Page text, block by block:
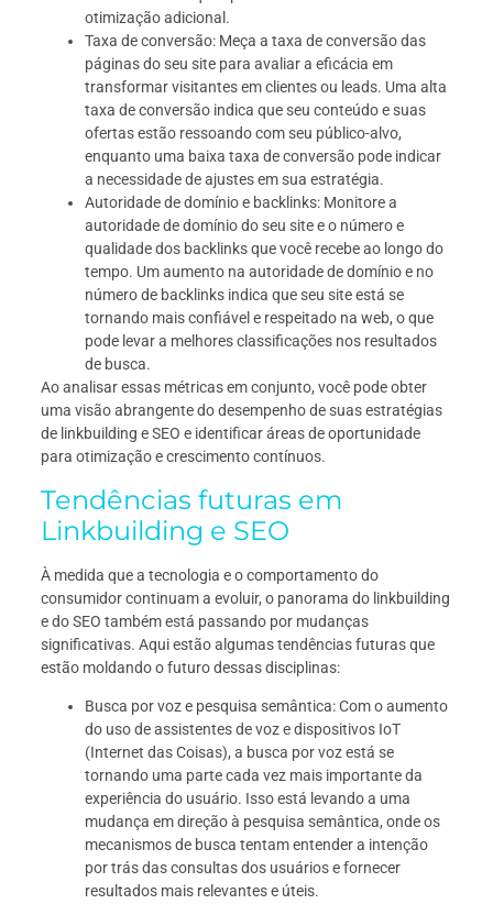
otimização adicional.
Taxa de conversão: Meça a taxa de conversão das
páginas do seu site para avaliar a eficácia em
transformar visitantes em clientes ou leads. Uma alta
taxa de conversão indica que seu conteúdo e suas
ofertas estão ressoando com seu público-alvo,
enquanto uma baixa taxa de conversão pode indicar
a necessidade de ajustes em sua estratégia.
Autoridade de domínio e backlinks: Monitore a
autoridade de domínio do seu site e o número e
qualidade dos backlinks que você recebe ao longo do
tempo. Um aumento na autoridade de domínio e no
número de backlinks indica que seu site está se
tornando mais confiável e respeitado na web, o que
pode levar a melhores classificações nos resultados
de busca.
Ao analisar essas métricas em conjunto, você pode obter
uma visão abrangente do desempenho de suas estratégias
de linkbuilding e SEO e identificar áreas de oportunidade
para otimização e crescimento contínuos.
Tendências futuras em
Linkbuilding e SEO
À medida que a tecnologia e o comportamento do
consumidor continuam a evoluir, o panorama do linkbuilding
e do SEO também está passando por mudanças
significativas. Aqui estão algumas tendências futuras que
estão moldando o futuro dessas disciplinas:
Busca por voz e pesquisa semântica: Com o aumento
do uso de assistentes de voz e dispositivos IoT
(Internet das Coisas), a busca por voz está se
tornando uma parte cada vez mais importante da
experiência do usuário. Isso está levando a uma
mudança em direção à pesquisa semântica, onde os
mecanismos de busca tentam entender a intenção
por trás das consultas dos usuários e fornecer
resultados mais relevantes e úteis.